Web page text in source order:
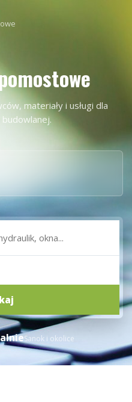
materiały i usługi dla
Sanok i okolice